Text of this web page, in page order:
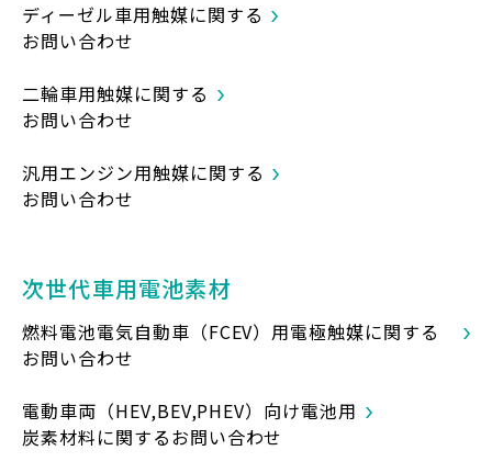
ディーゼル車用触媒に関する
お問い合わせ
二輪車用触媒に関する
お問い合わせ
汎用エンジン用触媒に関する
お問い合わせ
次世代車用電池素材
燃料電池電気自動車（FCEV）用電極触媒に関する
お問い合わせ
電動車両（HEV,BEV,PHEV）向け電池用
炭素材料に関するお問い合わせ